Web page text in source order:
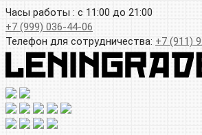
Часы работы : с 11:00 до 21:00
+7 (999) 036-44-06
Телефон для сотрудничества: +7 (911)